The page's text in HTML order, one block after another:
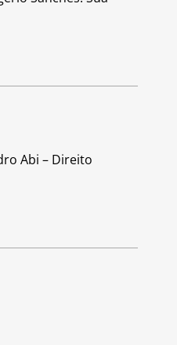
Abi – Direito